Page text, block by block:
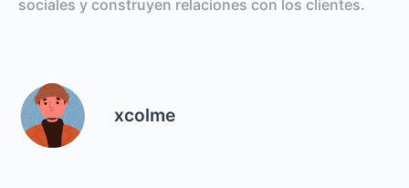
sociales y construyen relaciones con los clientes.
xcolme